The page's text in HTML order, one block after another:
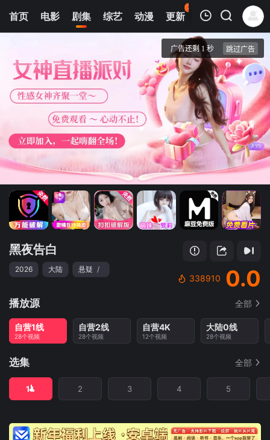
首页 电影 剧集 综艺 动漫 更新
77
热榜 APP
黑夜告白
黑夜告白
2026 大陆 悬疑 /
338910 0.0
播放源 全部
自营1线
28个视频
自营2线
28个视频
自营4K
12个视频
大陆0线
28个视频
选集 全部
1 2 3 4 5